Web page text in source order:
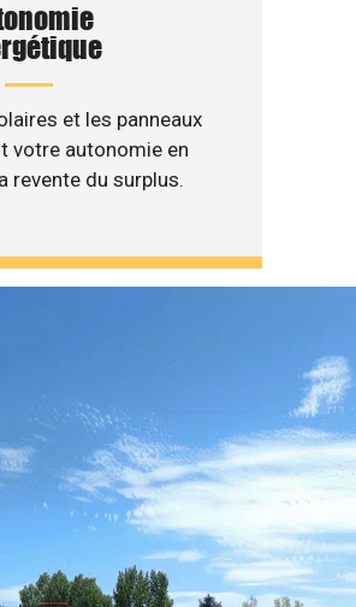
et les panneaux
votre autonomie en
revente du surplus.